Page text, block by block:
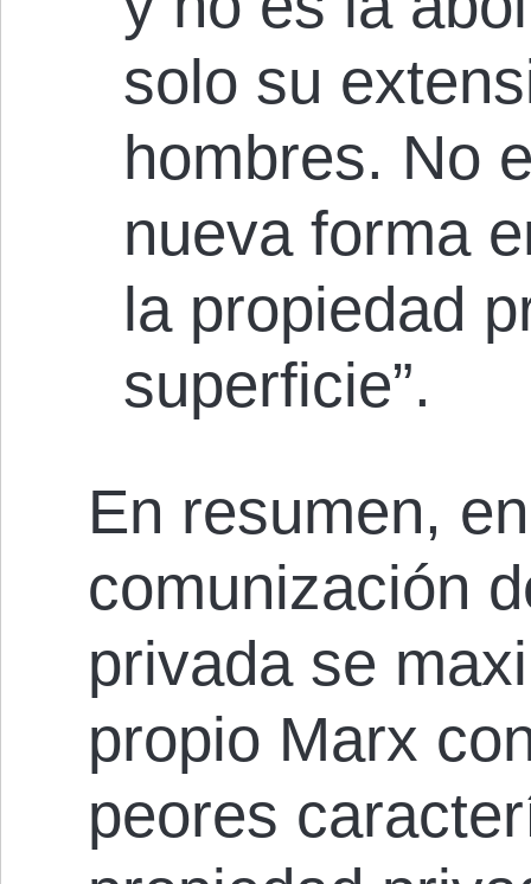
solo su
hombres. No
nueva forma
la propiedad
superficie”.
En resumen,
comunización
privada se
propio Marx
peores